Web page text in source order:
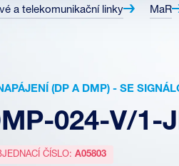
a telekomunikační linky MaR
(DP A DMP) - SE
024-V/1-
ČÍSLO: A05803